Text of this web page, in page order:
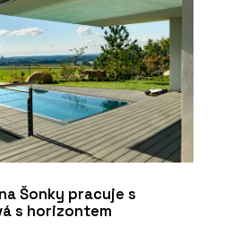
Šonky pracuje s
s horizontem